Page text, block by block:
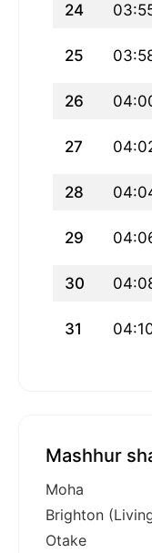
24
25
26
27
28
29
30
31
Mashhur
Moha
Brighton
Otake